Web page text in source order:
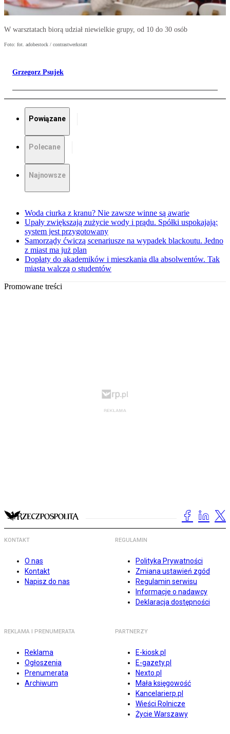
W warsztatach biorą udział niewielkie grupy, od 10 do 30 osób
Foto: fot. adobestock / contrastwerkstatt
Grzegorz Psujek
Powiązane
Polecane
Najnowsze
Woda ciurka z kranu? Nie zawsze winne są awarie
Upały zwiększają zużycie wody i prądu. Spółki uspokajają:
system jest przygotowany
Samorządy ćwiczą scenariusze na wypadek blackoutu. Jedno
z miast ma już plan
Dopłaty do akademików i mieszkania dla absolwentów. Tak
miasta walczą o studentów
Promowane treści
KONTAKT
O nas
Kontakt
Napisz do nas
REGULAMIN
Polityka Prywatności
Zmiana ustawień zgód
Regulamin serwisu
Informacje o nadawcy
Deklaracja dostępności
REKLAMA I PRENUMERATA
Reklama
Ogłoszenia
Prenumerata
Archiwum
PARTNERZY
E-kiosk.pl
E-gazety.pl
Nexto.pl
Mała księgowość
Kancelarierp.pl
Wieści Rolnicze
Życie Warszawy